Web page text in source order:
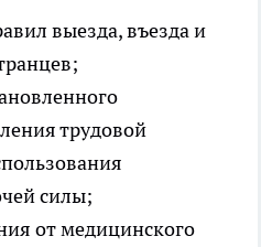
выезда, въезда и
трудовой
силы;
от медицинского